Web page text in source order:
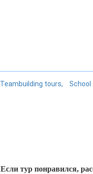
Teambuilding tours School
Если тур понравился,